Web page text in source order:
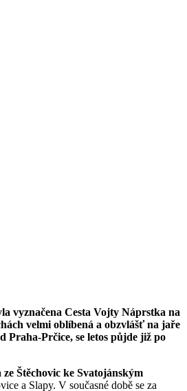
vyznačena Cesta Vojty Náprstka na
velmi oblíbená a obzvlášť na jaře
Praha-Prčice, se letos půjde již po
Štěchovic ke Svatojánským
a Slapy. V současné době se za